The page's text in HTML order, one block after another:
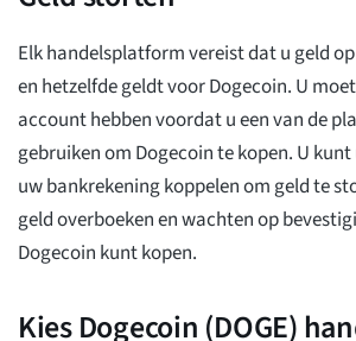
Elk handelsplatform vereist dat u geld
en hetzelfde geldt voor Dogecoin. U
account hebben voordat u een van de
gebruiken om Dogecoin te kopen. U
uw bankrekening koppelen om geld te
geld overboeken en wachten op
Dogecoin kunt kopen.
Kies Dogecoin (DOGE)